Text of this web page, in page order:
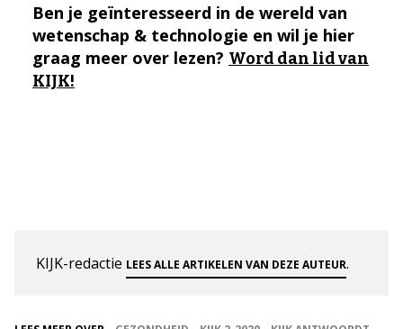
Ben je geïnteresseerd in de wereld van
wetenschap & technologie en wil je hier
graag meer over lezen? Word dan lid van
KIJK!
KIJK-redactie LEES ALLE ARTIKELEN VAN DEZE AUTEUR.